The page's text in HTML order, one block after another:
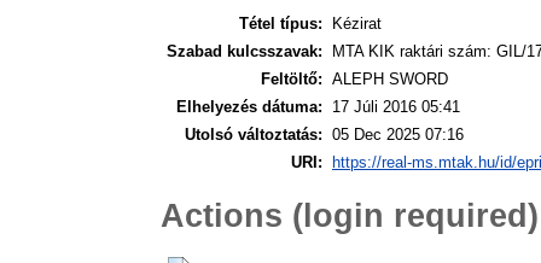
Tétel típus:
Kézirat
Szabad kulcsszavak:
MTA KIK raktári szám: GIL/
Feltöltő: ALEPH SWORD
Elhelyezés dátuma:
17 Júli 2016 05:41
Utolsó változtatás: 05 Dec 2025 07:16
URI:
https://real-ms.mtak.hu/id/
Actions (login required)